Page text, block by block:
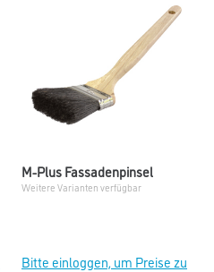
M-Plus Fassadenpinsel
Weitere Varianten verfügbar
Bitte einloggen, um Preise zu